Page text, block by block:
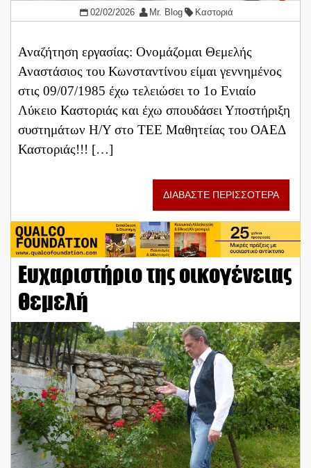
02/02/2026 Mr. Blog Καστοριά
Αναζήτηση εργασίας: Ονομάζομαι Θεμελής
Αναστάσιος του Κωνσταντίνου είμαι γεννημένος
στις 09/07/1985 έχω τελειώσει το 1ο Ενιαίο
Λύκειο Καστοριάς και έχω σπουδάσει Υποστήριξη
συστημάτων Η/Υ στο ΤΕΕ Μαθητείας του ΟΑΕΔ
Καστοριάς!!! […]
ΔΙΑΒΑΣΤΕ ΠΕΡΙΣΣΟΤΕΡΑ
Ευχαριστήριο της οικογένειας
Θεμελή